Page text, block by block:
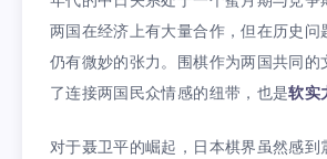
两国在经济上有大量合作，但在历史问
仍有微妙的张力。围棋作为两国共同的
了连接两国民众情感的纽带，也是软实
对于聂卫平的崛起，日本棋界虽然感到